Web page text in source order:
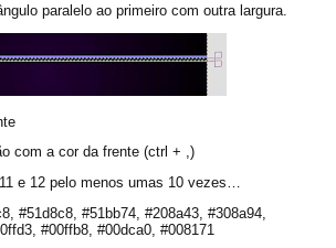
paralelo ao primeiro com outra largura.
com a cor da frente (ctrl + ,)
e 12 pelo menos umas 10 vezes…
#51d8c8, #51bb74, #208a43, #308a94,
#00ffb8, #00dca0, #008171